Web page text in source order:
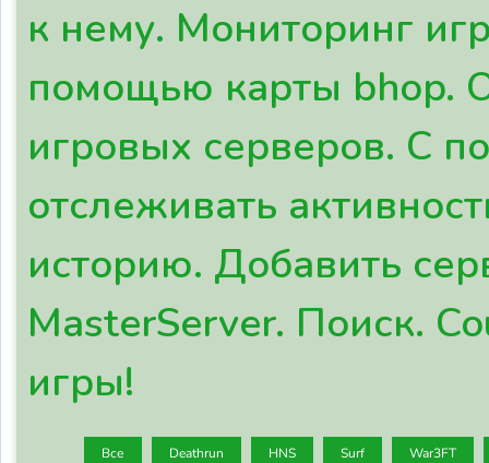
к нему. Мониторинг
помощью карты bhop.
игровых серверов. С
отслеживать
историю. Добавить
MasterServer. Поиск.
игры!
Все Deathrun HNS Surf War3FT